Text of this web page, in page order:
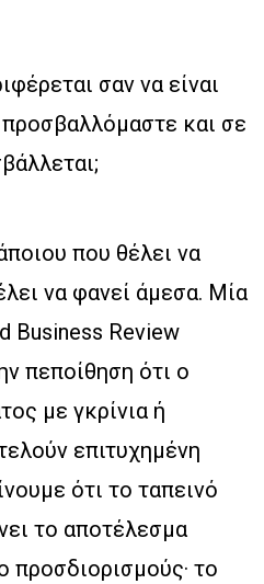
σαν να είναι
και σε
που θέλει να
να φανεί άμεσα. Μία
Business Review
πεποίθηση ότι ο
με γκρίνια ή
επιτυχημένη
ότι το ταπεινό
το αποτέλεσμα
προσδιορισμούς· το